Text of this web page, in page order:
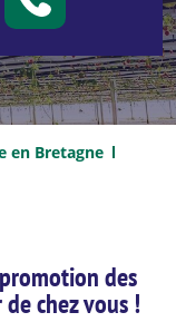
en Bretagne
des
chez vous !